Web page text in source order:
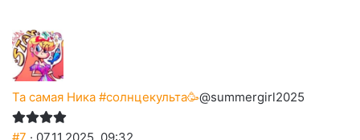
Та самая Ника #солнцекульта🥳@summergirl2025
#7 · 07.11.2025, 09:32